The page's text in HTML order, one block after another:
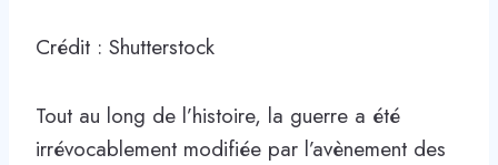
Crédit : Shutterstock
Tout au long de l’histoire, la guerre a été
irrévocablement modifiée par l’avènement des